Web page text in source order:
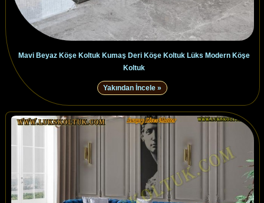
Mavi Beyaz Köşe Koltuk Kumaş Deri Köşe Koltuk Lüks Modern Köşe
Koltuk
Yakından İncele »